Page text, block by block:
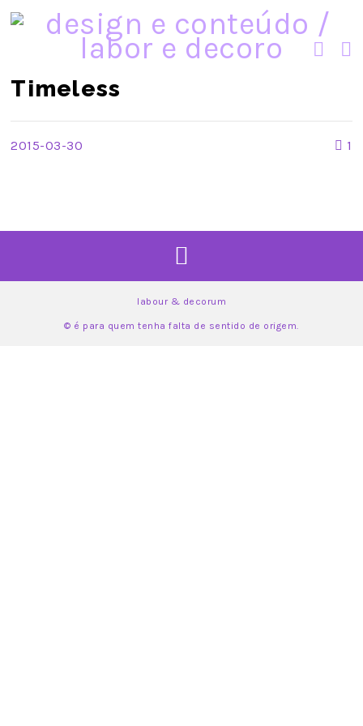
Timeless
2015-03-30 1
labour & decorum
© é para quem tenha falta de sentido de origem.